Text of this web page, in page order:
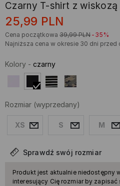
Czarny T-shirt z wiskozą
25,99 PLN
Cena początkowa 39,99 PLN -35%
Najniższa cena w okresie 30 dni przed
Kolory - czarny
Rozmiar (wyprzedany)
XS S M
Sprawdź swój rozmiar
Produkt jest aktualnie niedostępny
interesujący Cię rozmiar by